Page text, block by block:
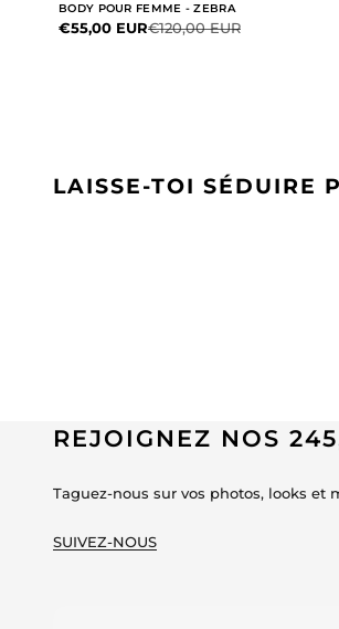
BODY POUR FEMME - ZEBRA
Prix de vente
€55,00 EURPrix normal
€120,00 EUR
LAISSE-TOI SÉDUIRE
REJOIGNEZ NOS
Taguez-nous sur vos photos, looks et
SUIVEZ-NOUS